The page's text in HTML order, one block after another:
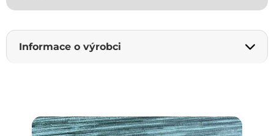
Informace o výrobci